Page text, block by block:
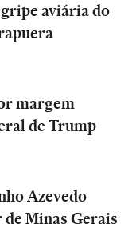
aviária do
margem
de Trump
Azevedo
Minas Gerais